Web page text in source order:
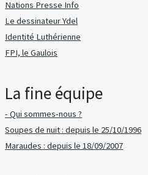
Nations Presse Info
Le dessinateur Ydel
Identité Luthérienne
FPI, le Gaulois
La fine équipe
- Qui sommes-nous ?
Soupes de nuit : depuis le 25/10/1996
Maraudes : depuis le 18/09/2007